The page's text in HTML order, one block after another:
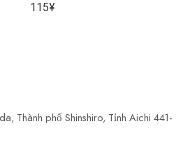
115¥
Thành phố Shinshiro, Tỉnh Aichi 441-